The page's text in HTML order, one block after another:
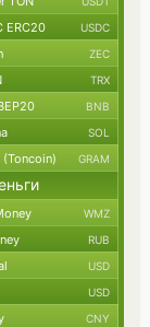
ERC20 USDC
ZEC
TRX
BNB
SOL
(Toncoin) GRAM
WMZ
RUB
USD
USD
CNY